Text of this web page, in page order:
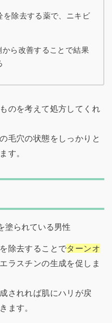
を除去する薬で、ニキビ
から改善することで結果
のを考えて処方してくれ
毛穴の状態をしっかりと
す。
除去することでターンオ
ラスチンの生成を促しま
されれば肌にハリが戻
ます。